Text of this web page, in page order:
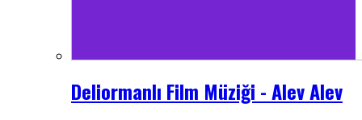
Deliormanlı Film Müziği - Alev Alev